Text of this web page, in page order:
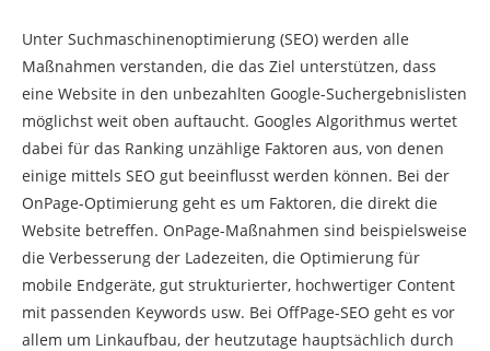
Unter Suchmaschinenoptimierung (SEO) werden alle
Maßnahmen verstanden, die das Ziel unterstützen, dass
eine Website in den unbezahlten Google-Suchergebnislisten
möglichst weit oben auftaucht. Googles Algorithmus wertet
dabei für das Ranking unzählige Faktoren aus, von denen
einige mittels SEO gut beeinflusst werden können. Bei der
OnPage-Optimierung geht es um Faktoren, die direkt die
Website betreffen. OnPage-Maßnahmen sind beispielsweise
die Verbesserung der Ladezeiten, die Optimierung für
mobile Endgeräte, gut strukturierter, hochwertiger Content
mit passenden Keywords usw. Bei OffPage-SEO geht es vor
allem um Linkaufbau, der heutzutage hauptsächlich durch